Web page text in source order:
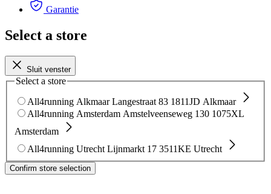
Garantie
Select a store
Sluit venster
Select a store
All4running Alkmaar Langestraat 83 1811JD Alkmaar
All4running Amsterdam Amstelveenseweg 130 1075XL
Amsterdam
All4running Utrecht Lijnmarkt 17 3511KE Utrecht
Confirm store selection